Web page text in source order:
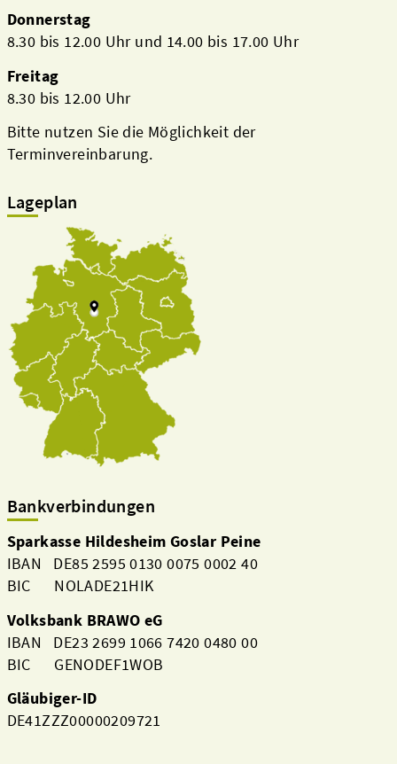
Donnerstag
8.30 bis 12.00 Uhr und 14.00 bis 17.00 Uhr
Freitag
8.30 bis 12.00 Uhr
Bitte nutzen Sie die Möglichkeit der
Terminvereinbarung.
Lageplan
Bankverbindungen
Sparkasse Hildesheim Goslar Peine
IBAN DE85 2595 0130 0075 0002 40
BIC NOLADE21HIK
Volksbank BRAWO eG
IBAN DE23 2699 1066 7420 0480 00
BIC GENODEF1WOB
Gläubiger-ID
DE41ZZZ00000209721